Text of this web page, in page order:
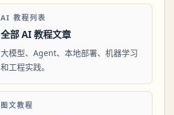
AI 教程列表
全部 AI 教程文章
大模型、Agent、本地部署、机器学习
和工程实践。
图文教程